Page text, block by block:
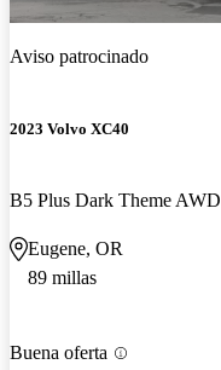
Aviso patrocinado
2023 Volvo XC40
B5 Plus Dark Theme AWD
Eugene, OR
89 millas
Buena oferta